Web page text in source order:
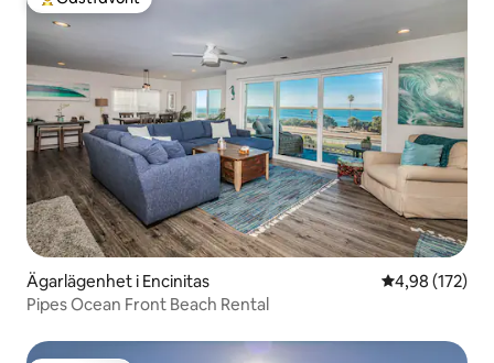
Populär gästfavorit
Ägarlägenhet i Encinitas 4,98 av 5 i
4,98 (172)
Pipes Ocean Front Beach Rental